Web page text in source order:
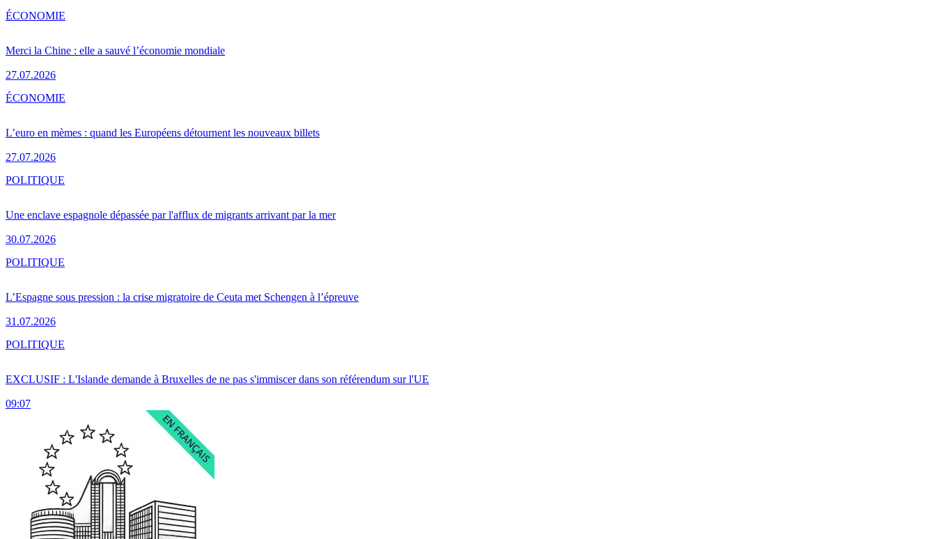
Merci la Chine : elle a sauvé l’économie mondiale
27.07.2026
ÉCONOMIE
L’euro en mèmes : quand les Européens détournent les nouveaux billets
27.07.2026
ÉCONOMIE
Une enclave espagnole dépassée par l'afflux de migrants arrivant par la mer
30.07.2026
POLITIQUE
L’Espagne sous pression : la crise migratoire de Ceuta met Schengen à l’épreuve
31.07.2026
POLITIQUE
EXCLUSIF : L'Islande demande à Bruxelles de ne pas s'immiscer dans son référendum sur l'UE
09:07
POLITIQUE